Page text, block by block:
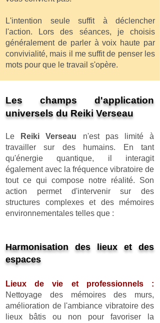
L'intention seule suffit à déclencher
l'action. Lors des séances, je choisis
généralement de parler à voix haute par
convivialité, mais il me suffit de penser les
mots pour que le travail s'opère.
Les champs d'application
universels du Reiki Verseau
Le Reiki Verseau n'est pas limité à
travailler sur des humains. En tant
qu'énergie quantique, il interagit
également avec la fréquence vibratoire de
tout ce qui compose notre réalité. Son
action permet d'intervenir sur des
structures complexes et des mémoires
environnementales telles que :
Harmonisation des lieux et des
espaces
Lieux de vie et professionnels :
Nettoyage des mémoires des murs,
amélioration de l'ambiance vibratoire des
lieux bâtis ou non pour favoriser la